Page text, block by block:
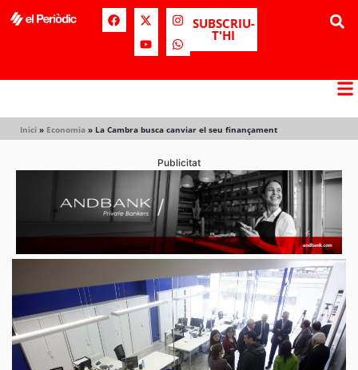
SUBSCRIU-
T'HI
Inici » Economia » La Cambra busca canviar el seu finançament
Publicitat